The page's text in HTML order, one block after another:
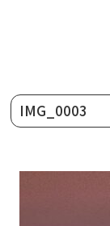
IMG_0003